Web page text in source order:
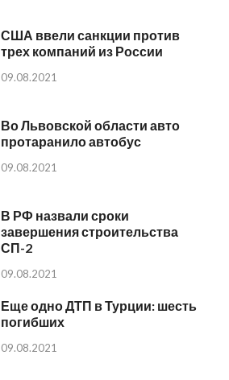
США ввели санкции против
трех компаний из России
09.08.2021
Во Львовской области авто
протаранило автобус
09.08.2021
В РФ назвали сроки
завершения строительства
СП-2
09.08.2021
Еще одно ДТП в Турции: шесть
погибших
09.08.2021